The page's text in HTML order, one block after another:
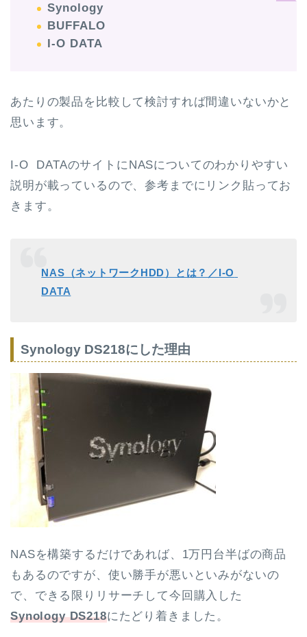
Synology
BUFFALO
I-O DATA
あたりの製品を比較して検討すれば間違いないかと
思います。
I-O
DATAのサイトにNASについてのわかりやすい
説明が載っているので、参考までにリンク貼ってお
きます。
NAS（ネットワークHDD）とは？／I-O
DATA
Synology DS218にした理由
NASを構築するだけであれば、1万円台半ばの商品
もあるのですが、使い勝手が悪いといみがないの
で、できる限りリサーチして今回購入した
Synology DS218にたどり着きました。